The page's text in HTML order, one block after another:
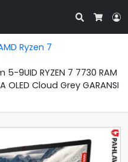
Search
Ryzen 7
9UID RYZEN 7 7730 RAM
OLED Cloud Grey GARANSI